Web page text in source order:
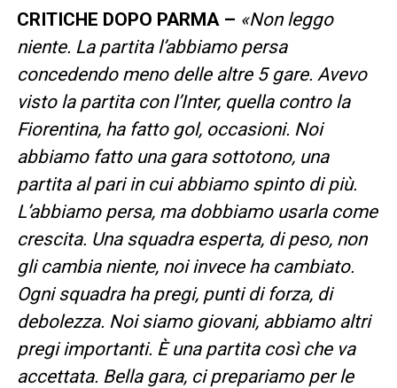
CRITICHE DOPO PARMA – «Non leggo
niente. La partita l’abbiamo persa
concedendo meno delle altre 5 gare. Avevo
visto la partita con l’Inter, quella contro la
Fiorentina, ha fatto gol, occasioni. Noi
abbiamo fatto una gara sottotono, una
partita al pari in cui abbiamo spinto di più.
L’abbiamo persa, ma dobbiamo usarla come
crescita. Una squadra esperta, di peso, non
gli cambia niente, noi invece ha cambiato.
Ogni squadra ha pregi, punti di forza, di
debolezza. Noi siamo giovani, abbiamo altri
pregi importanti. È una partita così che va
accettata. Bella gara, ci prepariamo per le